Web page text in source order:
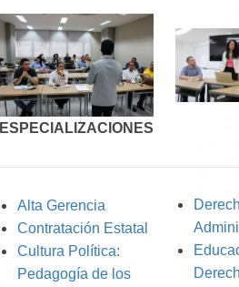
ESPECIALIZACIONES
Alta Gerencia
Contratación Estatal
Cultura Política:
Pedagogía de los